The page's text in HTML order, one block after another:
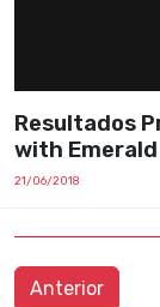
Resultados
with
21/06/2018
Anterior